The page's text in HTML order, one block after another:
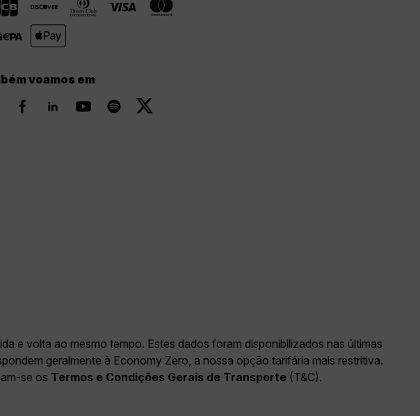
voamos em
e volta ao mesmo tempo. Estes dados foram disponibilizados nas últimas
geralmente à Economy Zero, a nossa opção tarifária mais restritiva.
se os Termos e Condições Gerais de Transporte (T&C).